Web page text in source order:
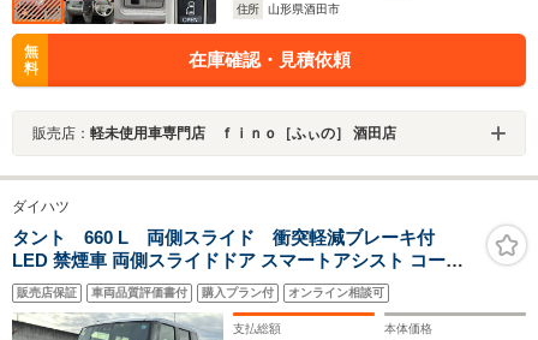
住所
山形県酒田市
無
料
在庫確認・見積依頼
販売店： 軽未使用車専門店 ｆｉｎｏ［ふぃの］ 酒田店
ダイハツ
タント 660 L 両側スライド 衝突軽減ブレーキ付
LED 禁煙車 両側スライドドア スマートアシスト コーナ
ーセンサー ブレーキ制御付誤発進抑制機能 オートハイビ
ーム 車線逸脱抑制制御機能 LEDヘッドランプ
販売店保証 車両品質評価書付 購入プラン付 オンライン相談可
支払総額 本体価格